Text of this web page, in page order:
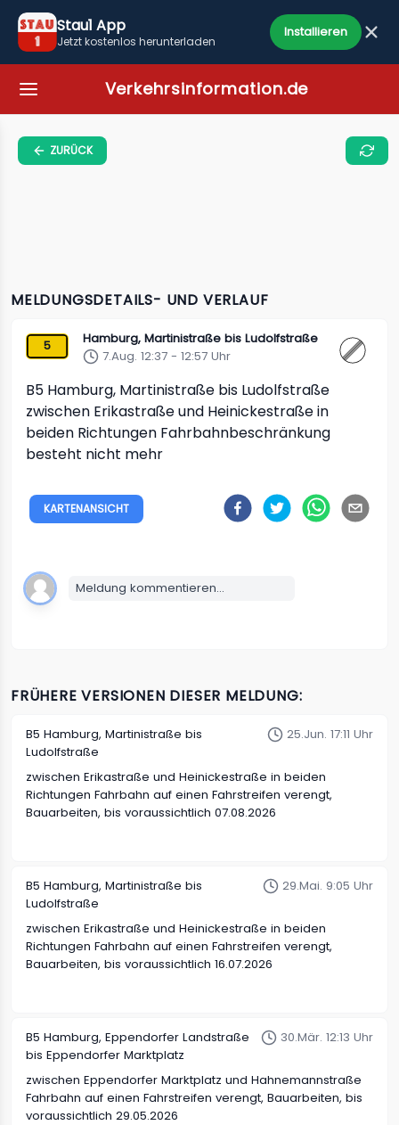
Stau1 App
Jetzt kostenlos herunterladen
Installieren
Verkehrsinformation.de
ZURÜCK
MELDUNGSDETAILS- UND VERLAUF
5
Hamburg, Martinistraße bis Ludolfstraße
7.Aug. 12:37 - 12:57 Uhr
B5 Hamburg, Martinistraße bis Ludolfstraße
zwischen Erikastraße und Heinickestraße in
beiden Richtungen Fahrbahnbeschränkung
besteht nicht mehr
KARTENANSICHT
Meldung kommentieren...
FRÜHERE VERSIONEN DIESER MELDUNG:
B5 Hamburg, Martinistraße bis
Ludolfstraße
25.Jun. 17:11 Uhr
zwischen Erikastraße und Heinickestraße in beiden
Richtungen Fahrbahn auf einen Fahrstreifen verengt,
Bauarbeiten, bis voraussichtlich 07.08.2026
B5 Hamburg, Martinistraße bis
Ludolfstraße
29.Mai. 9:05 Uhr
zwischen Erikastraße und Heinickestraße in beiden
Richtungen Fahrbahn auf einen Fahrstreifen verengt,
Bauarbeiten, bis voraussichtlich 16.07.2026
B5 Hamburg, Eppendorfer Landstraße
bis Eppendorfer Marktplatz
30.Mär. 12:13 Uhr
zwischen Eppendorfer Marktplatz und Hahnemannstraße
Fahrbahn auf einen Fahrstreifen verengt, Bauarbeiten, bis
voraussichtlich 29.05.2026